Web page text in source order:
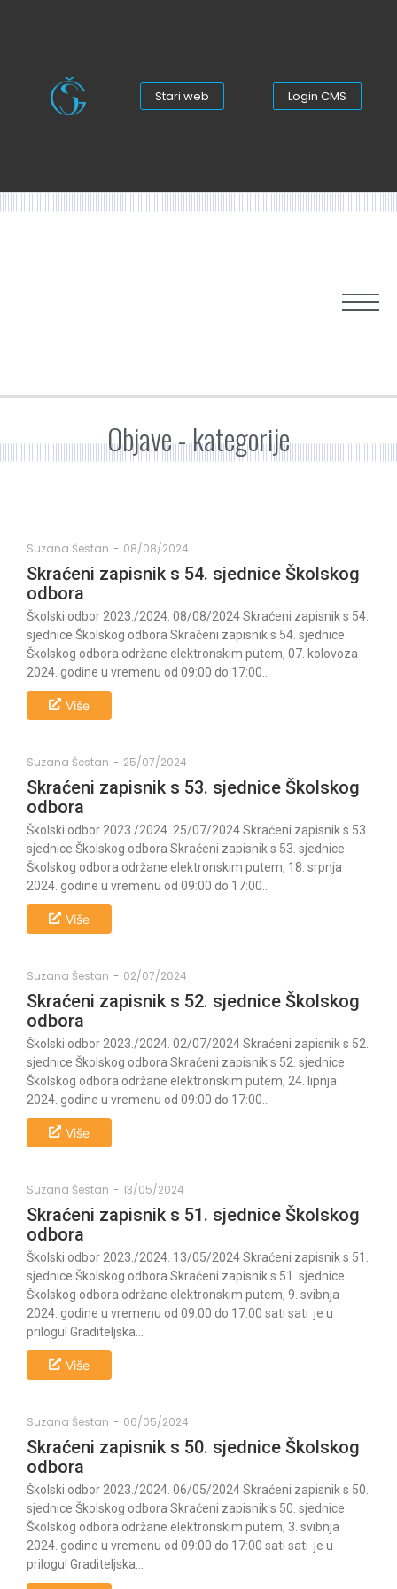
Stari web Login CMS
Objave - kategorije
Suzana Šestan - 08/08/2024
Skraćeni zapisnik s 54. sjednice Školskog
odbora
Školski odbor 2023./2024. 08/08/2024 Skraćeni zapisnik s 54.
sjednice Školskog odbora Skraćeni zapisnik s 54. sjednice
Školskog odbora održane elektronskim putem, 07. kolovoza
2024. godine u vremenu od 09:00 do 17:00...
Više
Suzana Šestan - 25/07/2024
Skraćeni zapisnik s 53. sjednice Školskog
odbora
Školski odbor 2023./2024. 25/07/2024 Skraćeni zapisnik s 53.
sjednice Školskog odbora Skraćeni zapisnik s 53. sjednice
Školskog odbora održane elektronskim putem, 18. srpnja
2024. godine u vremenu od 09:00 do 17:00...
Više
Suzana Šestan - 02/07/2024
Skraćeni zapisnik s 52. sjednice Školskog
odbora
Školski odbor 2023./2024. 02/07/2024 Skraćeni zapisnik s 52.
sjednice Školskog odbora Skraćeni zapisnik s 52. sjednice
Školskog odbora održane elektronskim putem, 24. lipnja
2024. godine u vremenu od 09:00 do 17:00...
Više
Suzana Šestan - 13/05/2024
Skraćeni zapisnik s 51. sjednice Školskog
odbora
Školski odbor 2023./2024. 13/05/2024 Skraćeni zapisnik s 51.
sjednice Školskog odbora Skraćeni zapisnik s 51. sjednice
Školskog odbora održane elektronskim putem, 9. svibnja
2024. godine u vremenu od 09:00 do 17:00 sati sati je u
prilogu! Graditeljska...
Više
Suzana Šestan - 06/05/2024
Skraćeni zapisnik s 50. sjednice Školskog
odbora
Školski odbor 2023./2024. 06/05/2024 Skraćeni zapisnik s 50.
sjednice Školskog odbora Skraćeni zapisnik s 50. sjednice
Školskog odbora održane elektronskim putem, 3. svibnja
2024. godine u vremenu od 09:00 do 17:00 sati sati je u
prilogu! Graditeljska...